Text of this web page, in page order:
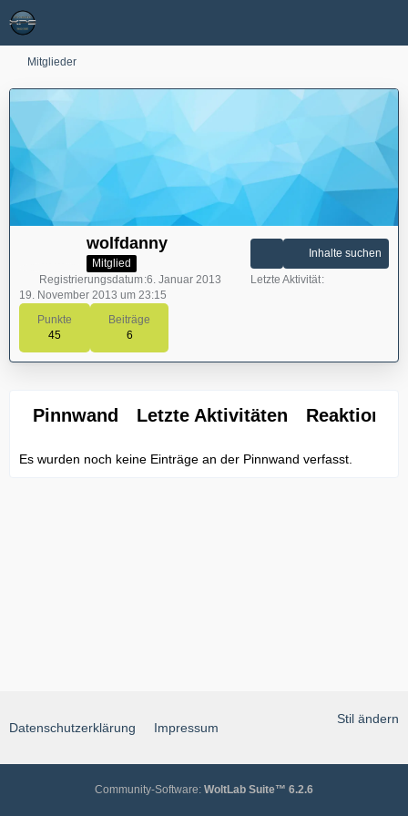
Mitglieder
wolfdanny
Mitglied
Punkte
45
Beiträge
6
Inhalte suchen
Registrierungsdatum 6. Januar 2013
Letzte Aktivität
19. November 2013 um 23:15
Pinnwand Letzte Aktivitäten Reaktionen
Es wurden noch keine Einträge an der Pinnwand verfasst.
Stil ändern
Datenschutzerklärung Impressum
Community-Software: WoltLab Suite™ 6.2.6